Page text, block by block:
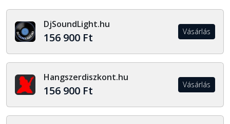
DjSoundLight.hu
156 900 Ft Vásárlás
Hangszerdiszkont.hu
156 900 Ft Vásárlás